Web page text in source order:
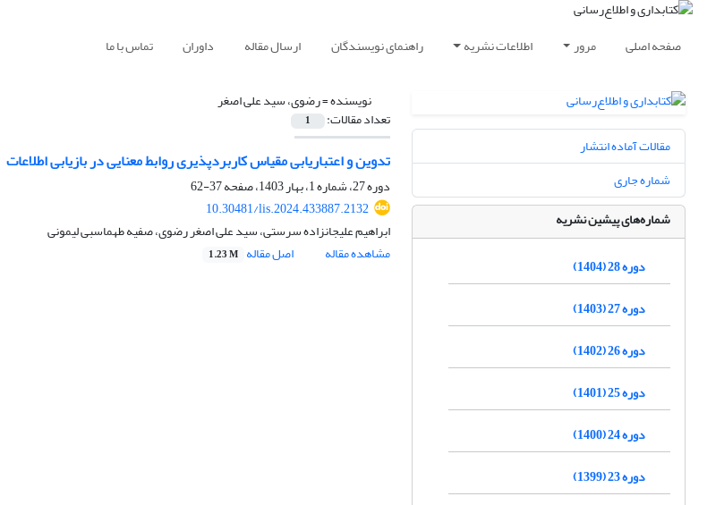
صفحه اصلی مرور اطلاعات نشریه راهنمای نویسندگان ارسال مقاله داوران تماس با ما
نویسنده =رضوی، سید علی اصغر
تعداد مقالات: 1
تدوین و اعتباریابی مقیاس کاربردپذیری روابط معنایی در بازیابی اطلاعات
دوره 27، شماره 1، بهار 1403، صفحه
37-62
10.30481/lis.2024.433887.2132
ابراهیم علیجانزاده سرستی، سید علی اصغر رضوی، صفیه طهماسبی لیمونی
مشاهده مقاله
اصل مقاله 1.23 M
مقالات آماده انتشار
شماره جاری
شماره‌های پیشین نشریه
دوره 28 (1404)
دوره 27 (1403)
دوره 26 (1402)
دوره 25 (1401)
دوره 24 (1400)
دوره 23 (1399)